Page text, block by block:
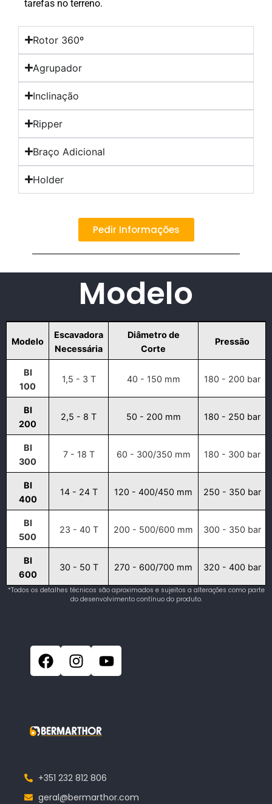
tarefas no terreno.
Rotor 360º
Agrupador
Inclinação
Ripper
Braço Adicional
Holder
Pedir Informações
Modelo
Modelo
Escavadora
Necessária
Diâmetro de
Corte
Pressão
BI
100
1,5 - 3 T 40 - 150 mm 180 - 200 bar
BI
200
2,5 - 8 T 50 - 200 mm 180 - 250 bar
BI
300
7 - 18 T 60 - 300/350 mm 180 - 300 bar
BI
400
14 - 24 T 120 - 400/450 mm 250 - 350 bar
BI
500
23 - 40 T 200 - 500/600 mm 300 - 350 bar
BI
600
30 - 50 T 270 - 600/700 mm 320 - 400 bar
*Todos os detalhes técnicos são aproximados e sujeitos a alterações como parte
do desenvolvimento contínuo do produto.
+351 232 812 806
geral@bermarthor.com